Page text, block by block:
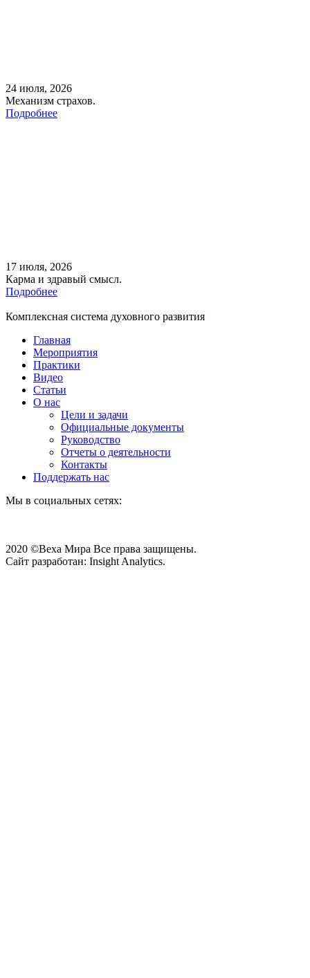
24 июля, 2026
Механизм страхов.
Подробнее
17 июля, 2026
Карма и здравый смысл.
Подробнее
Комплексная система духовного развития
Главная
Мероприятия
Практики
Видео
Статьи
О нас
Цели и задачи
Официальные документы
Руководство
Отчеты о деятельности
Контакты
Поддержать нас
Мы в социальных сетях:
2020 ©Веха Мира Все права защищены.
Сайт разработан: Insight Analytics.